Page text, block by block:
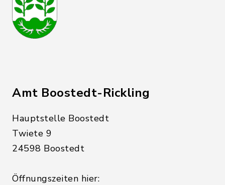
Amt Boostedt-Rickling
Hauptstelle Boostedt
Twiete 9
24598 Boostedt
Öffnungszeiten hier: